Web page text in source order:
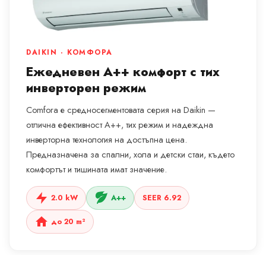
DAIKIN · КОМФОРА
Ежедневен A++ комфорт с тих
инверторен режим
Comfora е средносегментовата серия на Daikin —
отлична ефективност A++, тих режим и надеждна
инверторна технология на достъпна цена.
Предназначена за спални, хола и детски стаи, където
комфортът и тишината имат значение.
2.0 kW A++ SEER 6.92
до 20 m²